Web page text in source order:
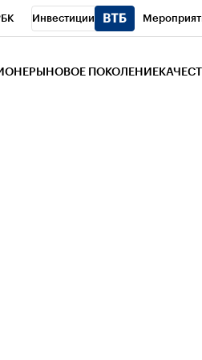
Инвестиции
НОВОЕ ПОКОЛЕНИЕ